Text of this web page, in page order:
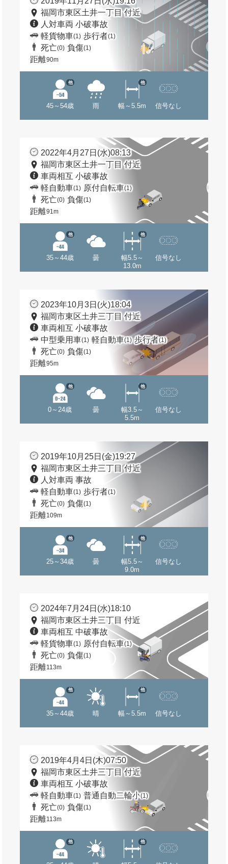
福岡市東区土井一丁目 付近
人対車両 小破事故
軽貨物車(1) 歩行者(1)
死亡(0) 負傷(1)
距離90m
45～54歳
他
雨 幅～5.5m
他
信号なし
2022年4月27日(水)08:13
福岡市東区土井一丁目 付近
車両相互 小破事故
軽自動車(1) 原付自転車(1)
死亡(0) 負傷(1)
距離91m
35～44歳
他
曇
幅5.5～
13.0m
他
信号なし
2023年10月3日(火)18:04
福岡市東区土井三丁目 付近
車両相互 小破事故
中型乗用車(1) 軽自動車(1) 歩行者(1)
死亡(0) 負傷(1)
距離95m
0～24歳
他
曇
幅3.5～
5.5m
他
信号なし
2019年10月25日(金)19:27
福岡市東区土井三丁目 付近
人対車両 事故
軽自動車(1) 歩行者(1)
死亡(0) 負傷(1)
距離109m
25～34歳
他
曇
幅5.5～
9.0m
他
信号なし
2024年7月24日(水)18:10
福岡市東区土井三丁目 付近
車両相互 中破事故
軽貨物車(1) 原付自転車(1)
死亡(0) 負傷(1)
距離113m
35～44歳
他
晴 幅～5.5m
他
信号なし
2019年4月4日(木)07:50
福岡市東区土井三丁目 付近
車両相互 小破事故
軽自動車(1) 普通自動二輪小(1)
死亡(0) 負傷(1)
距離113m
他 他